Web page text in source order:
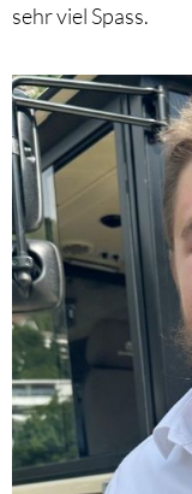
sehr viel Spass.